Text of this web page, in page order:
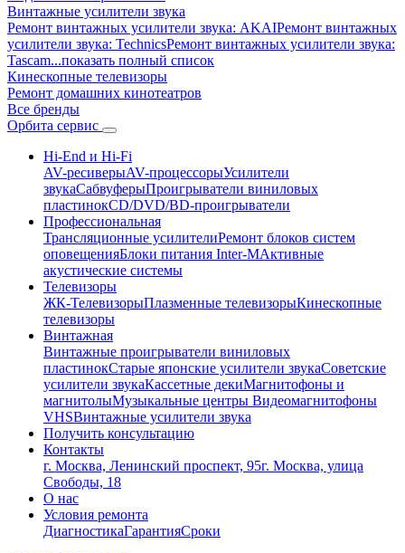
Винтажные усилители звука
Ремонт винтажных усилители звука: AKAIРемонт винтажных
усилители звука: TechnicsРемонт винтажных усилители звука:
Tascam...показать полный список
Кинескопные телевизоры
Ремонт домашних кинотеатров
Все бренды
Орбита сервис
Hi-End и Hi-Fi
AV-ресиверыAV-процессорыУсилители
звукаСабвуферыПроигрыватели виниловых
пластинокCD/DVD/BD-проигрыватели
Профессиональная
Трансляционные усилителиРемонт блоков систем
оповещенияБлоки питания Inter-MАктивные
акустические системы
Телевизоры
ЖК-ТелевизорыПлазменные телевизорыКинескопные
телевизоры
Винтажная
Винтажные проигрыватели виниловых
пластинокСтарые японские усилители звукаСоветские
усилители звукаКассетные декиМагнитофоны и
магнитолыМузыкальные центры Видеомагнитофоны
VHSВинтажные усилители звука
Получить консультацию
Контакты
г. Москва, Ленинский проспект, 95г. Москва, улица
Свободы, 18
О нас
Условия ремонта
ДиагностикаГарантияСроки